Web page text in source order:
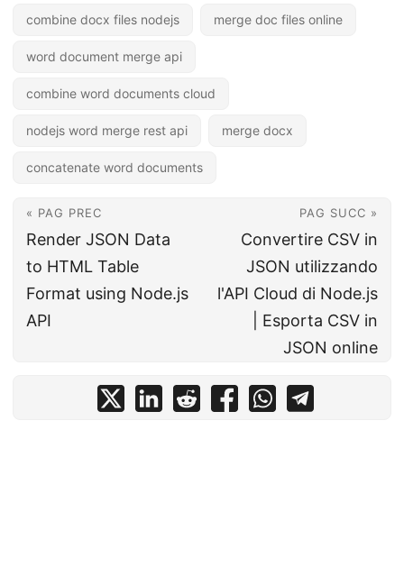
combine docx files nodejs merge doc files online
word document merge api
combine word documents cloud
nodejs word merge rest api merge docx
concatenate word documents
« PAG PREC
Render JSON Data
to HTML Table
Format using Node.js
API
PAG SUCC »
Convertire CSV in
JSON utilizzando
l'API Cloud di Node.js
| Esporta CSV in
JSON online